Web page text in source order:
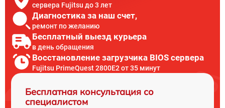
сервера Fujitsu до 3 лет
Диагностика за наш счет,
ремонт по желанию
Бесплатный выезд курьера
в день обращения
Восстановление загрузчика BIOS сервера
Fujitsu PrimeQuest 2800E2 от 35 минут
Бесплатная консультация со
специалистом